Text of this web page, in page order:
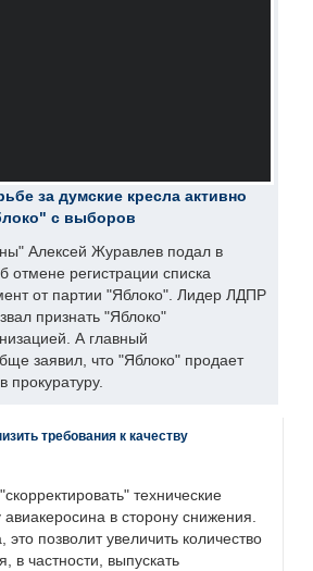
за думские кресла активно
с выборов
Алексей Журавлев подал в
отмене регистрации списка
от партии "Яблоко". Лидер ЛДПР
признать "Яблоко"
А главный
заявил, что "Яблоко" продает
прокуратуру.
требования к качеству
технические
авиакеросина в сторону снижения.
позволит увеличить количество
в частности, выпускать